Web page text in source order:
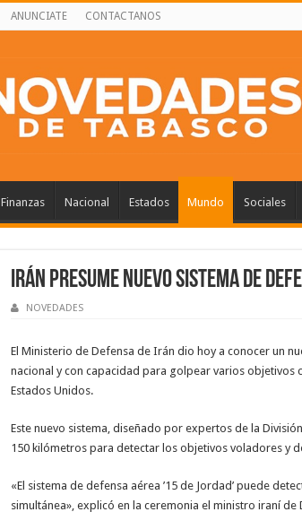
ANUNCIATE CONTACTANOS
Finanzas Nacional Estados Mundo Sociales
Irán presume nuevo sistema de
NOVEDADES
El Ministerio de Defensa de Irán dio hoy a conocer un
nacional y con capacidad para golpear varios objetivos
Estados Unidos.
Este nuevo sistema, diseñado por expertos de la
150 kilómetros para detectar los objetivos voladores y
«El sistema de defensa aérea ’15 de Jordad’ puede
simultánea», explicó en la ceremonia el ministro iraní